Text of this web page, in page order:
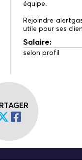
équipe.
Rejoindre
utile pour ses
Salaire:
selon profil